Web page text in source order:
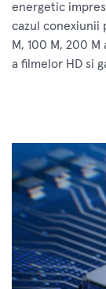
energetic
cazul conexiunii
M, 100 M, 200
a filmelor HD si